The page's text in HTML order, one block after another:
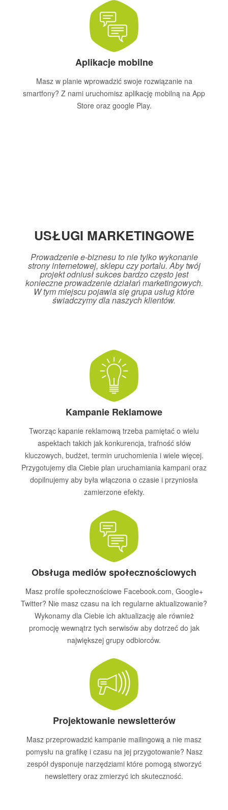
Aplikacje mobilne
Masz w planie wprowadzić swoje rozwiązanie na
smartfony? Z nami uruchomisz aplikację mobilną na App
Store oraz google Play.
USŁUGI MARKETINGOWE
Prowadzenie e-biznesu to nie tylko wykonanie
strony internetowej, sklepu czy portalu. Aby twój
projekt odniusł sukces bardzo często jest
konieczne prowadzenie działań marketingowych.
W tym miejscu pojawia się grupa usług które
świadczymy dla naszych klientów.
Kampanie Reklamowe
Tworząc kapanie reklamową trzeba pamiętać o wielu
aspektach takich jak konkurencja, trafność słów
kluczowych, budżet, termin uruchomienia i wiele więcej.
Przygotujemy dla Ciebie plan uruchamiania kampani oraz
dopilnujemy aby była włączona o czasie i przyniosła
zamierzone efekty.
Obsługa mediów społecznościowych
Masz profile społecznościowe Facebook.com, Google+
Twitter? Nie masz czasu na ich regularne aktualizowanie?
Wykonamy dla Ciebie ich aktualizację ale również
promocję wewnątrz tych serwisów aby dotrzeć do jak
największej grupy odbiorców.
Projektowanie newsletterów
Masz przeprowadzić kampanie mailingową a nie masz
pomysłu na grafikę i czasu na jej przygotowanie? Nasz
zespół dysponuje narzędziami które pomogą stworzyć
newslettery oraz zmierzyć ich skuteczność.